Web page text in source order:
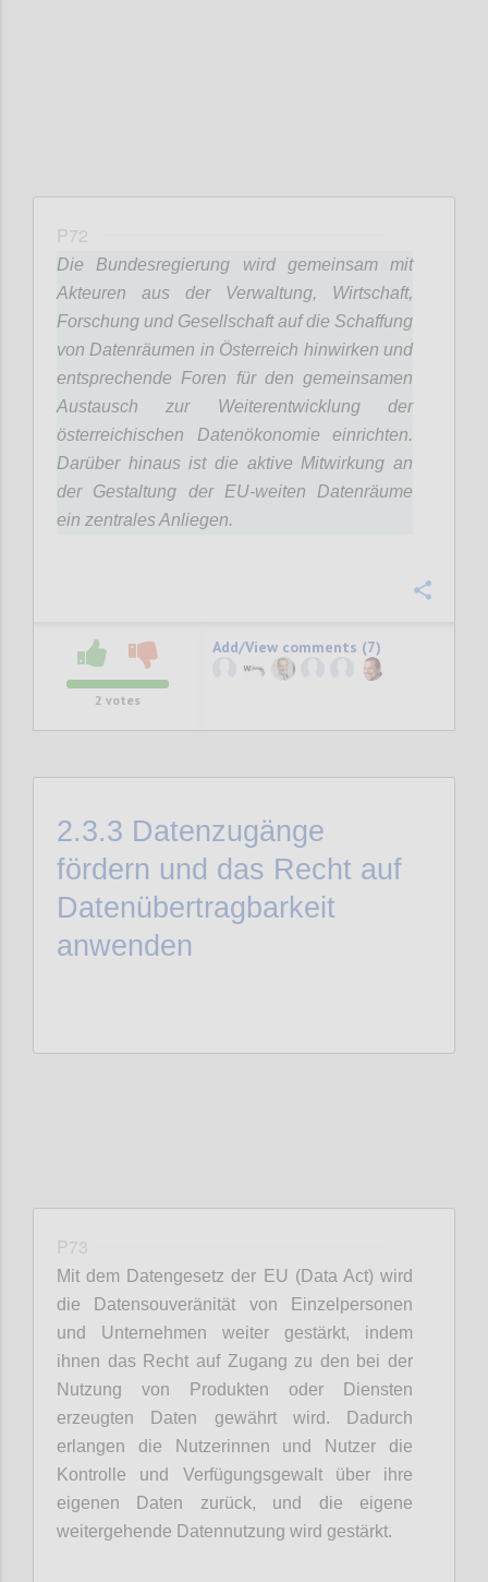
P72
Die Bundesregierung wird gemeinsam mit
Akteuren aus der Verwaltung, Wirtschaft,
Forschung und Gesellschaft auf die Schaffung
von Datenräumen in Österreich hinwirken und
entsprechende Foren für den gemeinsamen
Austausch zur Weiterentwicklung der
österreichischen Datenökonomie einrichten.
Darüber hinaus ist die aktive Mitwirkung an
der Gestaltung der EU-weiten Datenräume
ein zentrales Anliegen.
2 votes
Add/View comments (7)
2.3.3 Datenzugänge
fördern und das Recht auf
Datenübertragbarkeit
anwenden
P73
Mit dem Datengesetz der EU (Data Act) wird
die Datensouveränität von Einzelpersonen
und Unternehmen weiter gestärkt, indem
ihnen das Recht auf Zugang zu den bei der
Nutzung von Produkten oder Diensten
erzeugten Daten gewährt wird. Dadurch
erlangen die Nutzerinnen und Nutzer die
Kontrolle und Verfügungsgewalt über ihre
eigenen Daten zurück, und die eigene
weitergehende Datennutzung wird gestärkt.